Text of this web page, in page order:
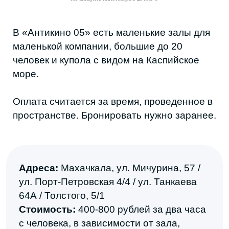
кино, мультфильм, футбол, поиграть в
плойку и заказать напитки и закуски в зал.